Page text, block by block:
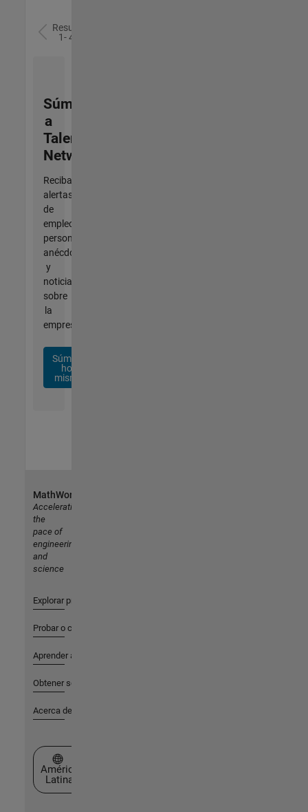
Resultados
1- 4 de
Súmese
a
Talent
Network
Reciba
alertas
de
empleo
personalizadas,
anécdotas
y
noticias
sobre
la
empresa.
Súmese
hoy
mismo
MathWorks
Accelerating
the
pace of
engineering
and
science
Explorar productos
Probar o comprar
Aprender a utilizar
Obtener soporte
Acerca de MathWorks
Seleccione un país/idioma
América
Latina